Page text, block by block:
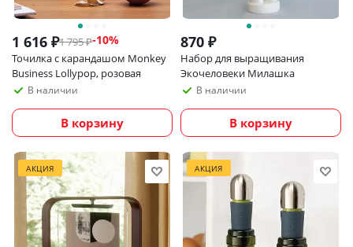
1 616 ₽1 795₽-10%
Точилка с карандашом Monkey
Business Lollypop, розовая
В наличии
В корзину
870 ₽
Набор для выращивания
Экочеловеки Милашка
В наличии
В корзину
АКЦИЯ АКЦИЯ